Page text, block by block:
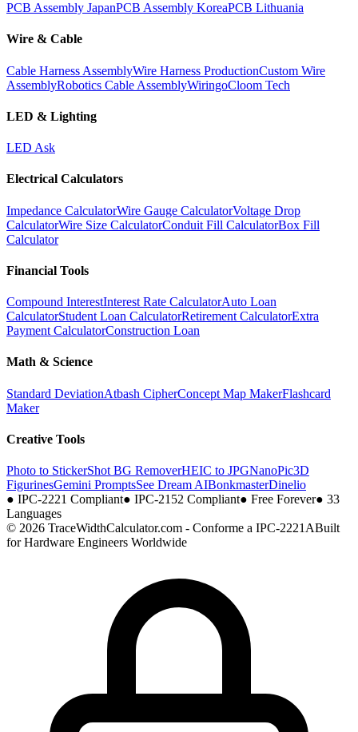
PCB Assembly JapanPCB Assembly KoreaPCB Lithuania
Wire & Cable
Cable Harness AssemblyWire Harness ProductionCustom Wire
AssemblyRobotics Cable AssemblyWiringoCloom Tech
LED & Lighting
LED Ask
Electrical Calculators
Impedance CalculatorWire Gauge CalculatorVoltage Drop
CalculatorWire Size CalculatorConduit Fill CalculatorBox Fill
Calculator
Financial Tools
Compound InterestInterest Rate CalculatorAuto Loan
CalculatorStudent Loan CalculatorRetirement CalculatorExtra
Payment CalculatorConstruction Loan
Math & Science
Standard DeviationAtbash CipherConcept Map MakerFlashcard
Maker
Creative Tools
Photo to StickerShot BG RemoverHEIC to JPGNanoPic3D
FigurinesGemini PromptsSee Dream AIBonkmasterDinelio
● IPC-2221 Compliant● IPC-2152 Compliant● Free Forever● 33
Languages
© 2026 TraceWidthCalculator.com - Conforme a IPC-2221ABuilt
for Hardware Engineers Worldwide